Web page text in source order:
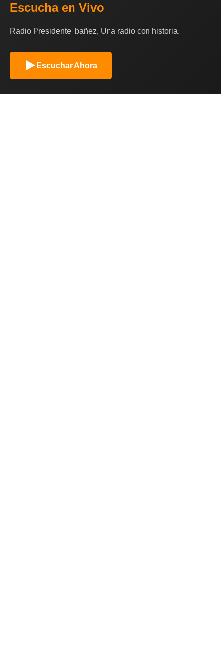
Escucha en Vivo
Radio Presidente Ibañez, Una radio con historia.
Escuchar Ahora